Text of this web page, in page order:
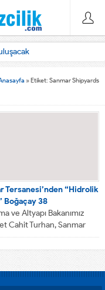
»Etiket: Sanmar Shipyards
Tersanesi’nden “Hidrolik
Boğaçay 38
ve Altyapı Bakanımız
Cahit Turhan, Sanmar
tarafından yapılan ileri
sevk sistemine sahip...